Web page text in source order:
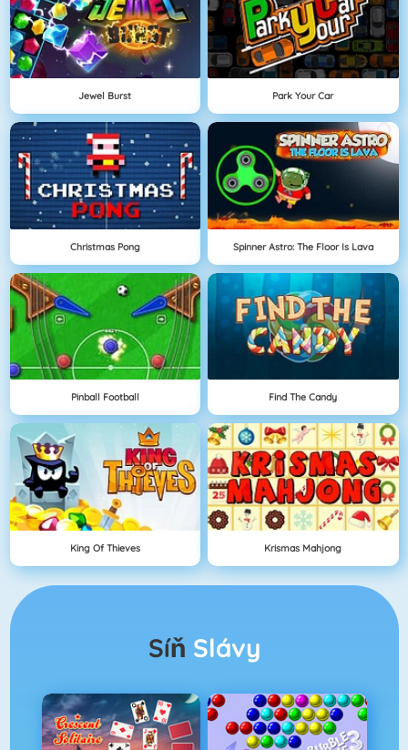
Jewel Burst Park Your Car
Christmas Pong Spinner Astro: The Floor Is Lava
Pinball Football Find The Candy
King Of Thieves Krismas Mahjong
Síň Slávy